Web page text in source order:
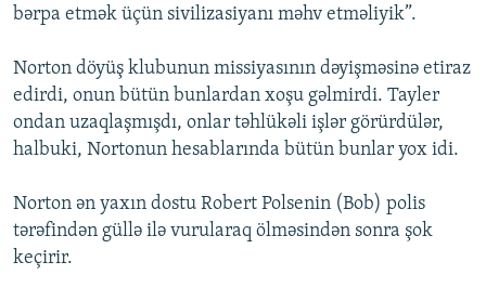
bərpa etmək üçün sivilizasiyanı məhv etməliyik”.
Norton döyüş klubunun missiyasının dəyişməsinə etiraz
edirdi, onun bütün bunlardan xoşu gəlmirdi. Tayler
ondan uzaqlaşmışdı, onlar təhlükəli işlər görürdülər,
halbuki, Nortonun hesablarında bütün bunlar yox idi.
Norton ən yaxın dostu Robert Polsenin (Bob) polis
tərəfindən güllə ilə vurularaq ölməsindən sonra şok
keçirir.